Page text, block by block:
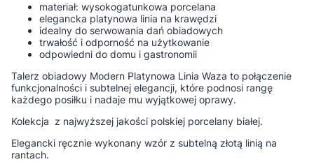
materiał: wysokogatunkowa porcelana
elegancka platynowa linia na krawędzi
idealny do serwowania dań obiadowych
trwałość i odporność na użytkowanie
odpowiedni do domu i gastronomii
Talerz obiadowy Modern Platynowa Linia Waza to połączenie
funkcjonalności i subtelnej elegancji, które podnosi rangę
każdego posiłku i nadaje mu wyjątkowej oprawy.
Kolekcja z najwyższej jakości polskiej porcelany białej.
Elegancki ręcznie wykonany wzór z subtelną złotą linią na
rantach.